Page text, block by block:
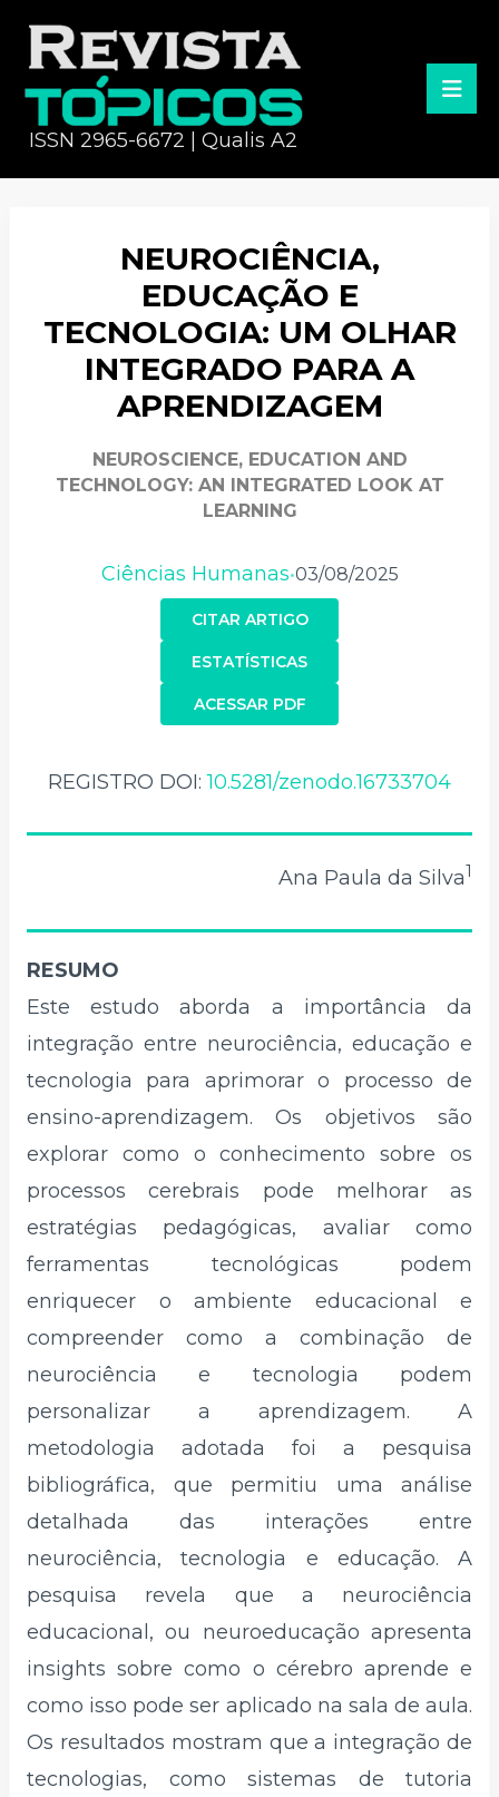
ISSN 2965-6672 | Qualis A2
NEUROCIÊNCIA,
EDUCAÇÃO E
TECNOLOGIA: UM OLHAR
INTEGRADO PARA A
APRENDIZAGEM
NEUROSCIENCE, EDUCATION AND
TECHNOLOGY: AN INTEGRATED LOOK AT
LEARNING
Ciências Humanas•03/08/2025
CITAR ARTIGO
ACESSAR PDF
ESTATÍSTICAS
REGISTRO DOI:10.5281/zenodo.16733704
Ana Paula da Silva1
RESUMO
Este estudo aborda a importância da
integração entre neurociência, educação e
tecnologia para aprimorar o processo de
ensino-aprendizagem. Os objetivos são
explorar como o conhecimento sobre os
processos cerebrais pode melhorar as
estratégias pedagógicas, avaliar como
ferramentas tecnológicas podem
enriquecer o ambiente educacional e
compreender como a combinação de
neurociência e tecnologia podem
personalizar a aprendizagem. A
metodologia adotada foi a pesquisa
bibliográfica, que permitiu uma análise
detalhada das interações entre
neurociência, tecnologia e educação. A
pesquisa revela que a neurociência
educacional, ou neuroeducação apresenta
insights sobre como o cérebro aprende e
como isso pode ser aplicado na sala de aula.
Os resultados mostram que a integração de
tecnologias, como sistemas de tutoria